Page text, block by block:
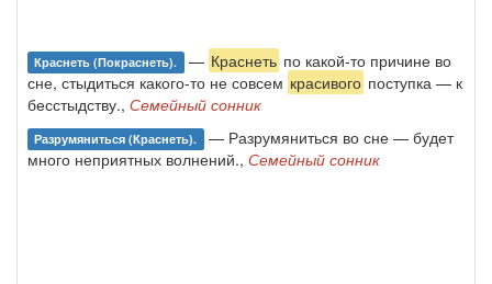
Краснеть (покраснеть). — Краснеть по какой-то причине во
сне, стыдиться какого-то не совсем красивого поступка — к
бесстыдству., Семейный сонник
Разрумяниться (краснеть). — Разрумяниться во сне — будет
много неприятных волнений., Семейный сонник